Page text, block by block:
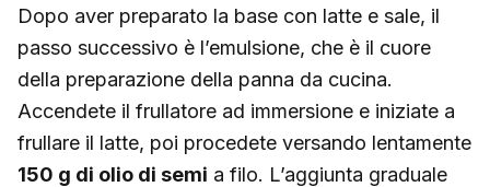
Dopo aver preparato la base con latte e sale, il
passo successivo è l’emulsione, che è il cuore
della preparazione della panna da cucina.
Accendete il frullatore ad immersione e iniziate a
frullare il latte, poi procedete versando lentamente
150 g di olio di semi a filo. L’aggiunta graduale